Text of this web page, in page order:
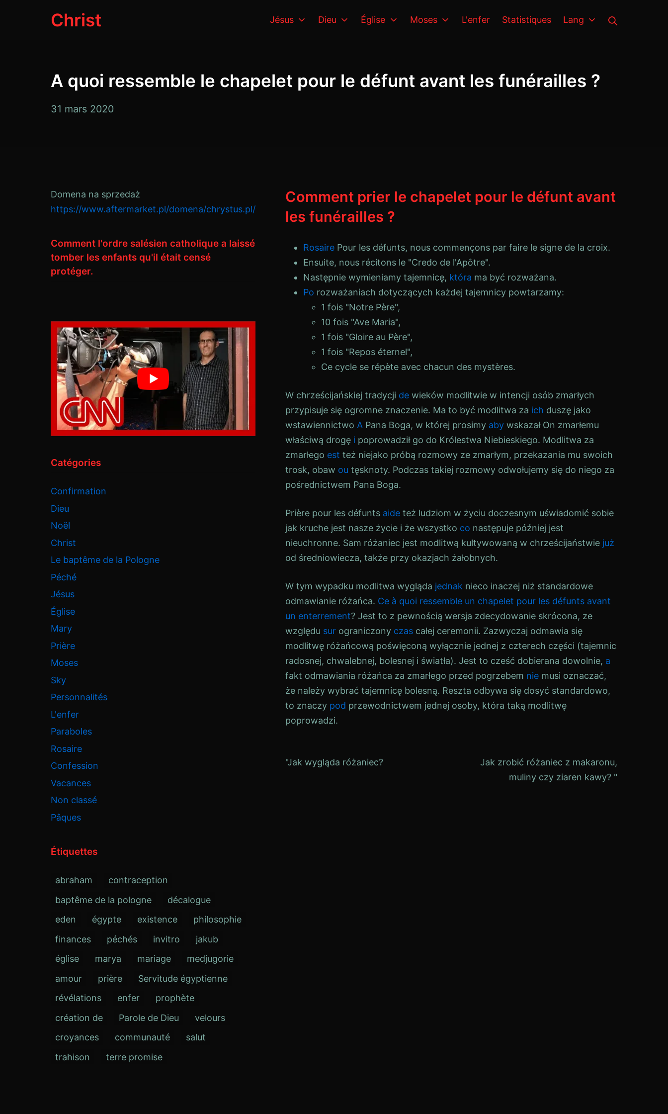
Christ Jésus Dieu Église Moses L'enfer Statistiques Lang
A quoi ressemble le chapelet pour le défunt avant les funérailles ?
31 mars 2020
Comment prier le chapelet pour le défunt avant
les funérailles ?
Rosaire Pour les défunts, nous commençons par faire le signe de la croix.
Ensuite, nous récitons le "Credo de l'Apôtre".
Następnie wymieniamy tajemnicę, która ma być rozważana.
Po rozważaniach dotyczących każdej tajemnicy powtarzamy:
1 fois "Notre Père",
10 fois "Ave Maria",
1 fois "Gloire au Père",
1 fois "Repos éternel",
Ce cycle se répète avec chacun des mystères.
W chrześcijańskiej tradycji de wieków modlitwie w intencji osób zmarłych
przypisuje się ogromne znaczenie. Ma to być modlitwa za ich duszę jako
wstawiennictwo A Pana Boga, w której prosimy aby wskazał On zmarłemu
właściwą drogę i poprowadził go do Królestwa Niebieskiego. Modlitwa za
zmarłego est też niejako próbą rozmowy ze zmarłym, przekazania mu swoich
trosk, obaw ou tęsknoty. Podczas takiej rozmowy odwołujemy się do niego za
pośrednictwem Pana Boga.
Prière pour les défunts aide też ludziom w życiu doczesnym uświadomić sobie
jak kruche jest nasze życie i że wszystko co następuje później jest
nieuchronne. Sam różaniec jest modlitwą kultywowaną w chrześcijaństwie już
od średniowiecza, także przy okazjach żałobnych.
W tym wypadku modlitwa wygląda jednak nieco inaczej niż standardowe
odmawianie różańca. Ce à quoi ressemble un chapelet pour les défunts avant
un enterrement? Jest to z pewnością wersja zdecydowanie skrócona, ze
względu sur ograniczony czas całej ceremonii. Zazwyczaj odmawia się
modlitwę różańcową poświęconą wyłącznie jednej z czterech części (tajemnic
radosnej, chwalebnej, bolesnej i światła). Jest to cześć dobierana dowolnie, a
fakt odmawiania różańca za zmarłego przed pogrzebem nie musi oznaczać,
że należy wybrać tajemnicę bolesną. Reszta odbywa się dosyć standardowo,
to znaczy pod przewodnictwem jednej osoby, która taką modlitwę
poprowadzi.
Navigation
Jak zrobić różaniec z makaronu,
muliny czy ziaren kawy? "
"Jak wygląda różaniec?
Domena na sprzedaż
https://www.aftermarket.pl/domena/chrystus.pl/
Comment l'ordre salésien catholique a laissé
tomber les enfants qu'il était censé
protéger.
Catégories
Confirmation
Dieu
Noël
Christ
Le baptême de la Pologne
Péché
Jésus
Église
Mary
Prière
Moses
Sky
Personnalités
L'enfer
Paraboles
Rosaire
Confession
Vacances
Non classé
Pâques
Étiquettes
abraham
contraception
baptême de la pologne
décalogue
eden
égypte existence
philosophie
finances
péchés invitro
jakub
église
marya mariage
medjugorie
amour
prière
Servitude égyptienne
révélations
enfer
prophète
création de
Parole de Dieu
velours
croyances
communauté
salut
trahison
terre promise